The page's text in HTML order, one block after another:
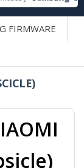
FIRMWARE